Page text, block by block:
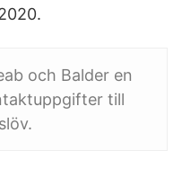
och Balder en
till